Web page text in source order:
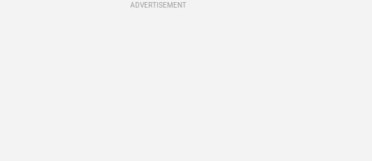
ADVERTISEMENT